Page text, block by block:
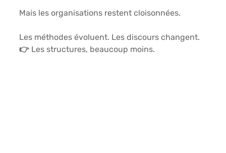
Mais les organisations restent cloisonnées.
Les méthodes évoluent. Les discours changent.
👉 Les structures, beaucoup moins.